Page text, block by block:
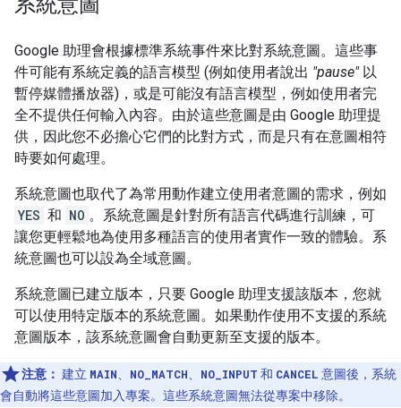
Google 助理會根據標準系統事件來比對系統意圖。這些事
件可能有系統定義的語言模型 (例如使用者說出 "pause"以
暫停媒體播放器)，或是可能沒有語言模型，例如使用者完
全不提供任何輸入內容。由於這些意圖是由 Google 助理提
供，因此您不必擔心它們的比對方式，而是只有在意圖相符
時要如何處理。
系統意圖也取代了為常用動作建立使用者意圖的需求，例如
YES 和 NO 。系統意圖是針對所有語言代碼進行訓練，可
讓您更輕鬆地為使用多種語言的使用者實作一致的體驗。系
統意圖也可以設為全域意圖。
系統意圖已建立版本，只要 Google 助理支援該版本，您就
可以使用特定版本的系統意圖。如果動作使用不支援的系統
意圖版本，該系統意圖會自動更新至支援的版本。
注意： 建立 MAIN NO_MATCH NO_INPUT 和 CANCEL 意圖後，系統
會自動將這些意圖加入專案。這些系統意圖無法從專案中移除。